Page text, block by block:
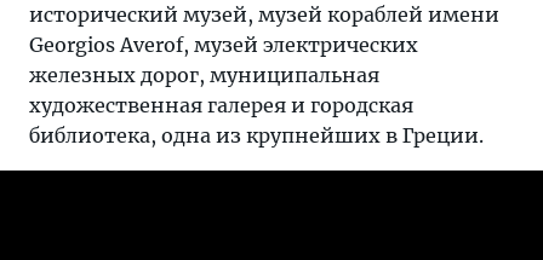
исторический музей, музей кораблей имени
Georgios Averof, музей электрических
железных дорог, муниципальная
художественная галерея и городская
библиотека, одна из крупнейших в Греции.